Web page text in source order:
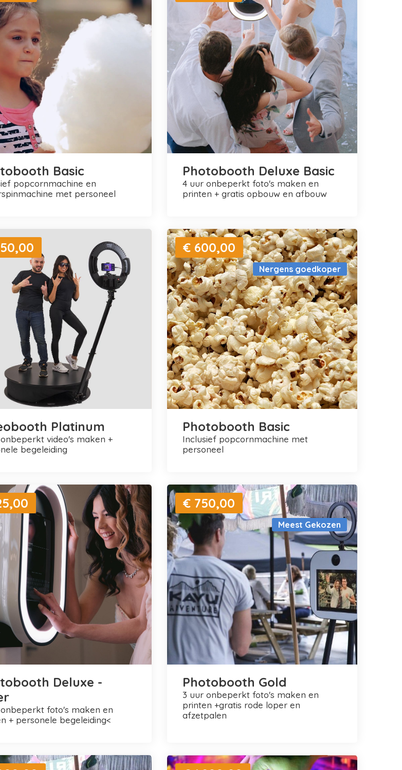
Basic
met personeel
Photobooth Deluxe Basic
4 uur onbeperkt foto's maken en
printen + gratis opbouw en afbouw
Platinum
begeleiding
Nergens goedkoper
€ 600,00
Photobooth Basic
inclusief popcornmachine met
personeel
Deluxe -
+ personele begeleiding<
Meest Gekozen
€ 750,00
Photobooth Gold
3 uur onbeperkt foto's maken en
printen +gratis rode loper en
afzetpalen